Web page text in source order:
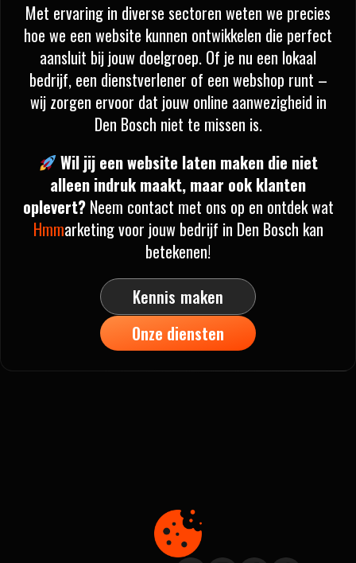
Met ervaring in diverse sectoren weten we precies
hoe we een website kunnen ontwikkelen die perfect
aansluit bij jouw doelgroep. Of je nu een lokaal
bedrijf, een dienstverlener of een webshop runt –
wij zorgen ervoor dat jouw online aanwezigheid in
Den Bosch niet te missen is.
Wil jij een website laten maken die niet
alleen indruk maakt, maar ook klanten
oplevert?Neem contact met ons op en ontdek wat
Hmmarketing voor jouw bedrijf in Den Bosch kan
betekenen!
Kennis maken
Onze diensten